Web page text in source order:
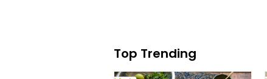
Top Trending